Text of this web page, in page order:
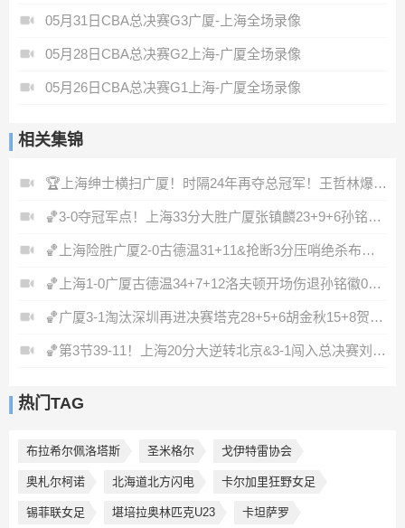
05月31日CBA总决赛G3广厦-上海全场录像
05月28日CBA总决赛G2上海-广厦全场录像
05月26日CBA总决赛G1上海-广厦全场录像
相关集锦
🏆上海绅士横扫广厦！时隔24年再夺总冠军！王哲林爆砍29+14！
🏀3-0夺冠军点！上海33分大胜广厦张镇麟23+9+6孙铭徽8中2
🏀上海险胜广厦2-0古德温31+11&抢断3分压哨绝杀布朗空砍50分
🏀上海1-0广厦古德温34+7+12洛夫顿开场伤退孙铭徽0分&5失误
🏀广厦3-1淘汰深圳再进决赛塔克28+5+6胡金秋15+8贺希宁12分
🏀第3节39-11！上海20分大逆转北京&3-1闯入总决赛刘铮5记三分
热门TAG
布拉希尔佩洛塔斯 圣米格尔 戈伊特雷协会
奥札尔柯诺 北海道北方闪电 卡尔加里狂野女足
锡菲联女足 堪培拉奥林匹克U23 卡坦萨罗